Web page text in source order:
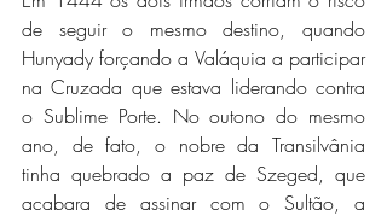
de seguir o mesmo destino, quando
Hunyady forçando a Valáquia a participar
na Cruzada que estava liderando contra
o Sublime Porte. No outono do mesmo
ano, de fato, o nobre da Transilvânia
tinha quebrado a paz de Szeged, que
acabara de assinar com o Sultão, a